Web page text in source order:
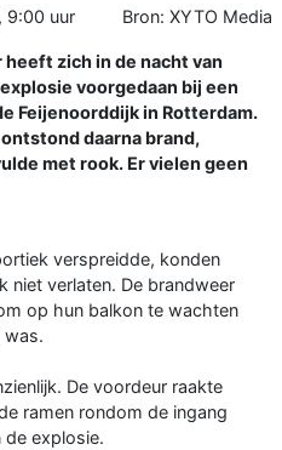
9:00 uur Bron: XYTO Media
heeft zich in de nacht van
voorgedaan bij een
Feijenoorddijk in Rotterdam.
daarna brand,
met rook. Er vielen geen
verspreidde, konden
niet verlaten. De brandweer
op hun balkon te wachten
was.
De voordeur raakte
ramen rondom de ingang
de explosie.